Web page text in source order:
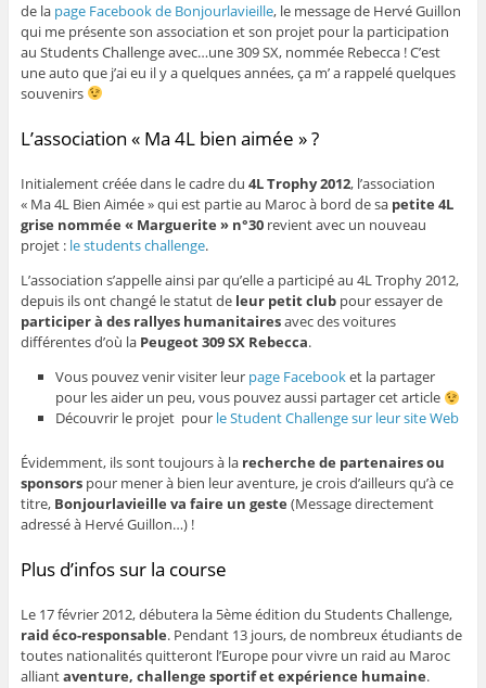
de lapage Facebook de Bonjourlavieille, le message de Hervé Guillon
qui me présente son association et son projet pour la participation
au Students Challenge avec…une 309 SX, nommée Rebecca ! C’est
une auto que j’ai eu il y a quelques années, ça m’ a rappelé quelques
souvenirs
L’association « Ma 4L bien aimée » ?
Initialement créée dans le cadre du 4L Trophy 2012, l’association
« Ma 4L Bien Aimée » qui est partie au Maroc à bord de sa petite 4L
grise nommée « Marguerite » n°30revient avec un nouveau
projet :le students challenge.
L’association s’appelle ainsi par qu’elle a participé au 4L Trophy 2012,
depuis ils ont changé le statut de leur petit clubpour essayer de
participer à des rallyes humanitairesavec des voitures
différentes d’où la Peugeot 309 SX Rebecca.
Vous pouvez venir visiter leur page Facebooket la partager
pour les aider un peu, vous pouvez aussi partager cet article
Découvrir le projet pour le Student Challenge sur leur site Web
Évidemment, ils sont toujours à larecherche de partenaires ou
sponsorspour mener à bien leur aventure, je crois d’ailleurs qu’à ce
titre, Bonjourlavieille va faire un geste (Message directement
adressé à Hervé Guillon…) !
Plus d’infos sur la course
Le 17 février 2012, débutera la 5ème édition du Students Challenge,
raid éco-responsable. Pendant 13 jours, de nombreux étudiants de
toutes nationalités quitteront l’Europe pour vivre un raid au Maroc
alliantaventure, challenge sportif et expérience humaine.